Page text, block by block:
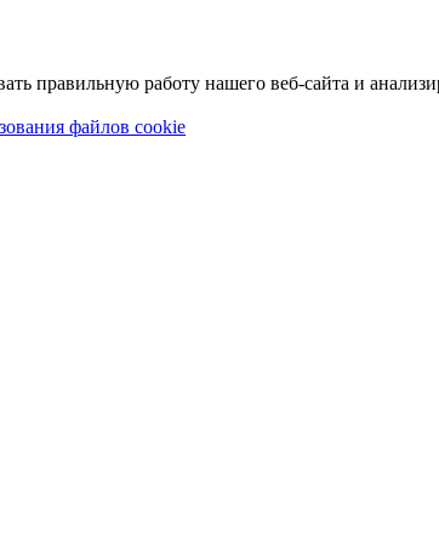
правильную работу нашего веб-сайта и
файлов cookie